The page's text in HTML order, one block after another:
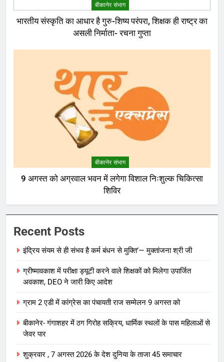
बीकानेर संभाग
भारतीय संस्कृति का आधार है गुरु-शिष्य परंपरा, शिक्षक ही राष्ट्र का
असली निर्माता- रचना गुप्ता
बीकानेर संभाग
9 अगस्त को अग्रवाल भवन में लगेगा विशाल निःशुल्क चिकित्सा
शिविर
Recent Posts
इंद्रिय संयम से ही संभव है कर्म बंधन से मुक्ति’— मुक्तांजना श्री जी
ग्रीष्मावकाश में परीक्षा ड्यूटी करने वाले शिक्षकों को मिलेगा उपार्जित
अवकाश, DEO ने जारी किए आदेश
ग्राम 2 एडी में कांग्रेस का पंचायती राज सम्मेलन 9 अगस्त को
बीकानेर- गंगाशहर में ठग गिरोह सक्रिय, धार्मिक स्थलों के पास महिलाओं से
जेवर पार
शुक्रवार , 7 अगस्त 2026 के देश दुनिया के ताजा 45 समाचार